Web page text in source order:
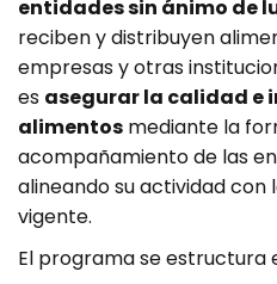
entidades sin ánimo de
reciben y distribuyen
empresas y otras
es asegurar la calidad e
alimentos mediante la
acompañamiento de las
alineando su actividad
vigente.
El programa se estructura